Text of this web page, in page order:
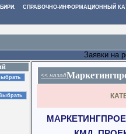
СПРАВОЧНО-ИНФОРМАЦИОННЫЙ
Заявки на
<< назад